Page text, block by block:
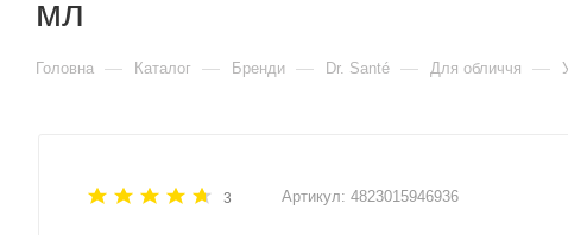
мл
Головна — Каталог — Бренди — Dr. Santé — Для обличчя —
3 Артикул: 4823015946936